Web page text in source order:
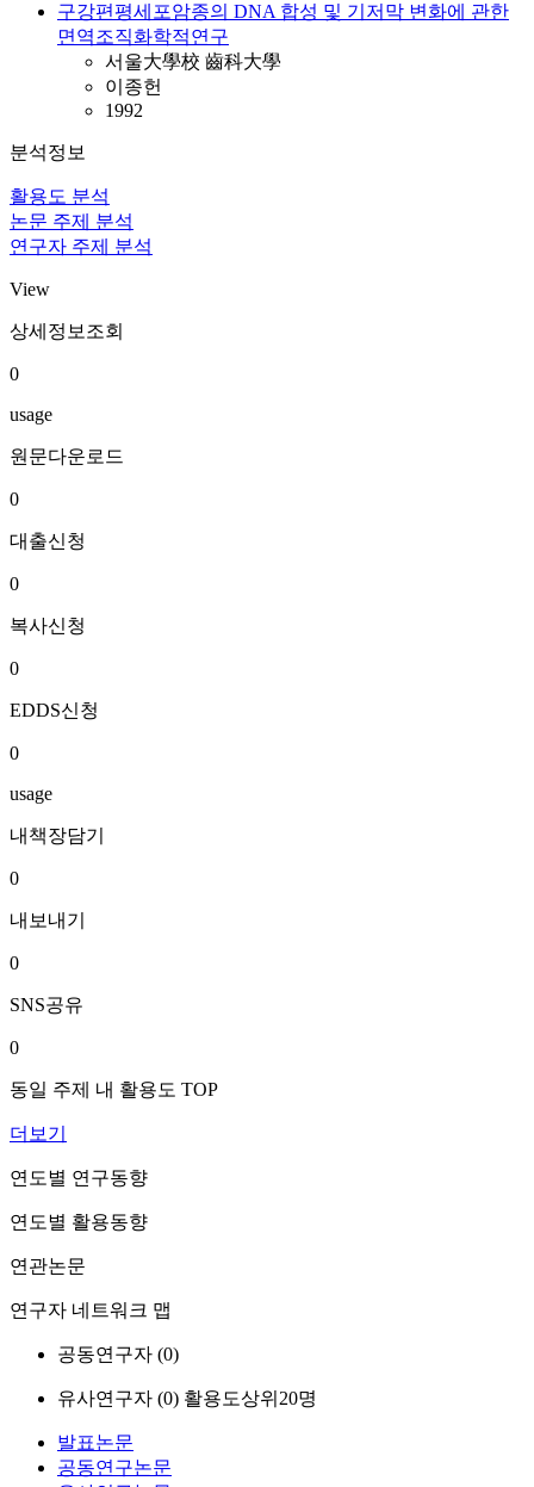
구강편평세포암종의 DNA 합성 및 기저막 변화에 관한
면역조직화학적연구
서울大學校 齒科大學
이종헌
1992
분석정보
활용도 분석
논문 주제 분석
연구자 주제 분석
View
상세정보조회
0
usage
원문다운로드
0
대출신청
0
복사신청
0
EDDS신청
0
usage
내책장담기
0
내보내기
0
SNS공유
0
동일 주제 내 활용도 TOP
더보기
연도별 연구동향
연도별 활용동향
연관논문
연구자 네트워크 맵
공동연구자 (0)
유사연구자 (0) 활용도상위20명
발표논문
공동연구논문